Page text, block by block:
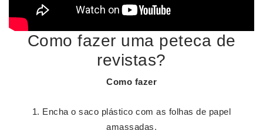
Como fazer uma peteca de
revistas?
Como fazer
Encha o saco plástico com as folhas de papel
amassadas.